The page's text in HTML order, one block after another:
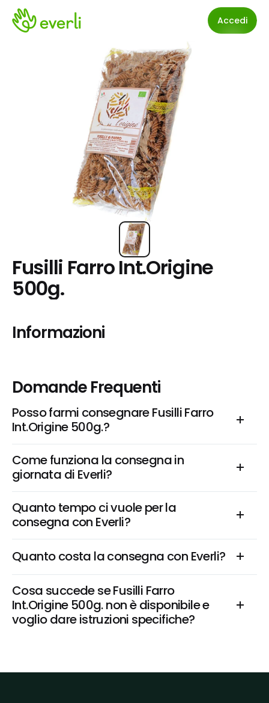
Accedi
Fusilli Farro Int.Origine
500g.
Informazioni
Domande Frequenti
Posso farmi consegnare Fusilli Farro
Int.Origine 500g.?
Come funziona la consegna in
giornata di Everli?
Quanto tempo ci vuole per la
consegna con Everli?
Quanto costa la consegna con Everli?
Cosa succede se Fusilli Farro
Int.Origine 500g. non è disponibile e
voglio dare istruzioni specifiche?